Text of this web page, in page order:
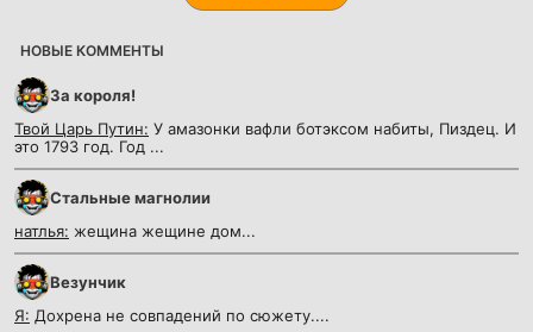
НОВЫЕ КОММЕНТЫ
За короля!
Твой Царь Путин: У амазонки вафли ботэксом набиты, Пиздец. И
это 1793 год. Год ...
Стальные магнолии
натлья: жещина жещине дом...
Везунчик
Я: Дохрена не совпадений по сюжету....